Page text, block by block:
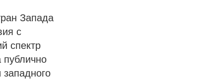
Запада
с
спектр